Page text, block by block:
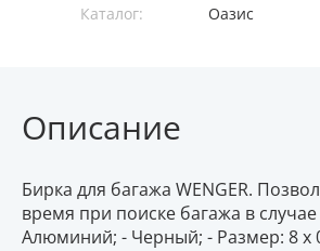
Каталог:
Оазис
Описание
Бирка для багажа WENGER.
время при поиске багажа в случае
Алюминий; - Черный; - Размер: 8 x